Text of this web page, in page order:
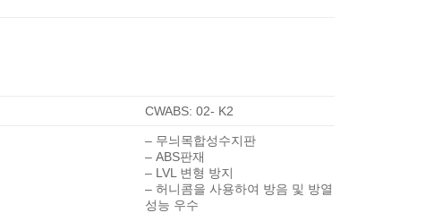
CWABS: 02- K2
– 무늬목합성수지판
– ABS판재
– LVL 변형 방지
– 허니콤을 사용하여 방음 및 방열
성능 우수